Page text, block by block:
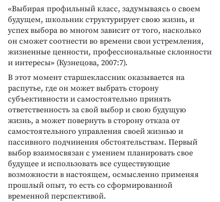
«Выбирая профильный класс, задумываясь о своем
будущем, школьник структурирует свою жизнь, и
успех выбора во многом зависит от того, насколько
он сможет соотнести во времени свои устремления,
жизненные ценности, профессиональные склонности
и интересы» (Кузнецова, 2007:7).
В этот момент старшеклассник оказывается на
распутье, где он может выбрать сторону
субъективности и самостоятельно принять
ответственность за свой выбор и свою будущую
жизнь, а может повернуть в сторону отказа от
самостоятельного управления своей жизнью и
пассивного подчинения обстоятельствам. Первый
выбор взаимосвязан с умением планировать свое
будущее и использовать все существующие
возможности в настоящем, осмысленно применяя
прошлый опыт, то есть со сформированной
временной перспективой.